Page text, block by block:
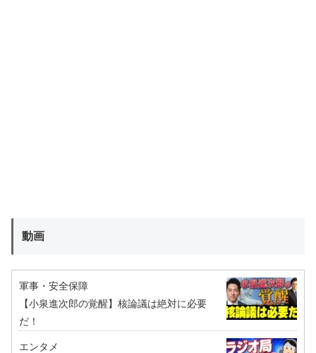
動画
軍事・安全保障
【小泉進次郎の覚醒】核論議は絶対に必要
だ！
エンタメ